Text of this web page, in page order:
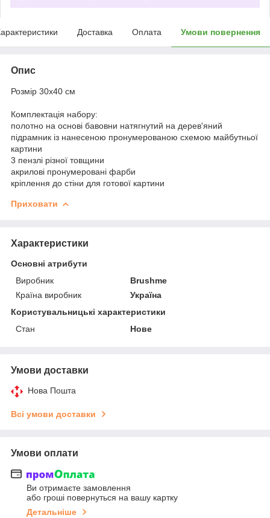
Доставка Оплата Умови повернення
Опис
Розмір 30x40 см
Комплектація набору:
полотно на основі бавовни натягнутий на дерев'яний
підрамник із нанесеною пронумерованою схемою майбутньої
картини
3 пензлі різної товщини
акрилові пронумеровані фарби
кріплення до стіни для готової картини
Приховати
Характеристики
Основні атрибути
Виробник
Brushme
Країна виробник
Україна
Користувальницькі характеристики
Стан
Нове
Умови доставки
Нова Пошта
Всі умови доставки
Умови оплати
Ви отримаєте замовлення
або гроші повернуться на вашу картку
Детальніше